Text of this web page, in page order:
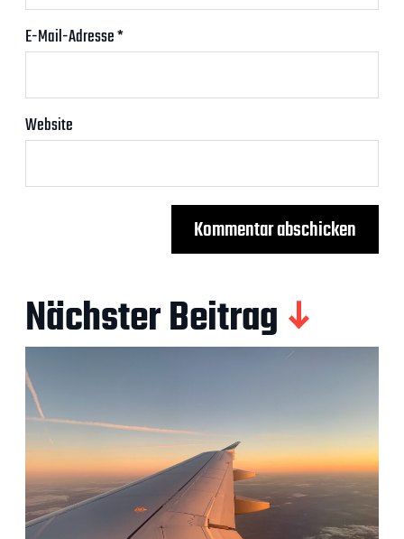
E-Mail-Adresse*
Website
Nächster Beitrag